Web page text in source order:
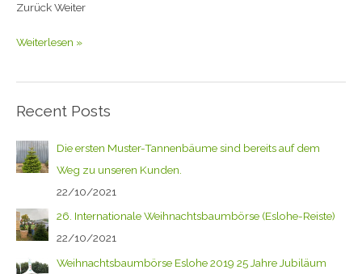
Zurück Weiter
Weiterlesen »
Recent Posts
Die ersten Muster-Tannenbäume sind bereits auf dem
Weg zu unseren Kunden.
22/10/2021
26. Internationale Weihnachtsbaumbörse (Eslohe-Reiste)
22/10/2021
Weihnachtsbaumbörse Eslohe 2019 25 Jahre Jubiläum